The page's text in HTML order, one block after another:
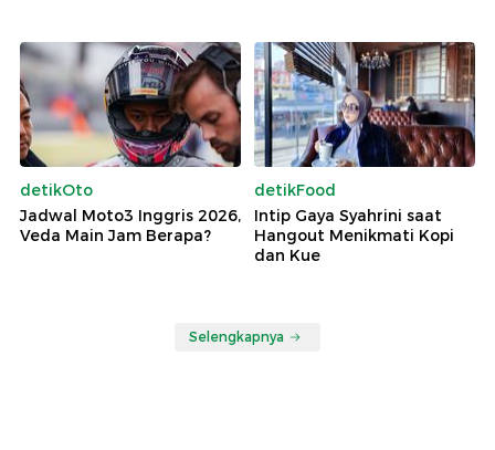
detikOto
Jadwal Moto3 Inggris 2026,
Veda Main Jam Berapa?
detikFood
Intip Gaya Syahrini saat
Hangout Menikmati Kopi
dan Kue
Selengkapnya